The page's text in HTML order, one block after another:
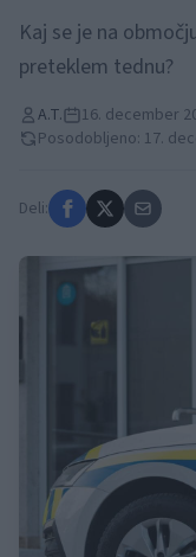
Kaj se je na
preteklem tednu?
A.T.
16. december
Posodobljeno: 17.
Deli: